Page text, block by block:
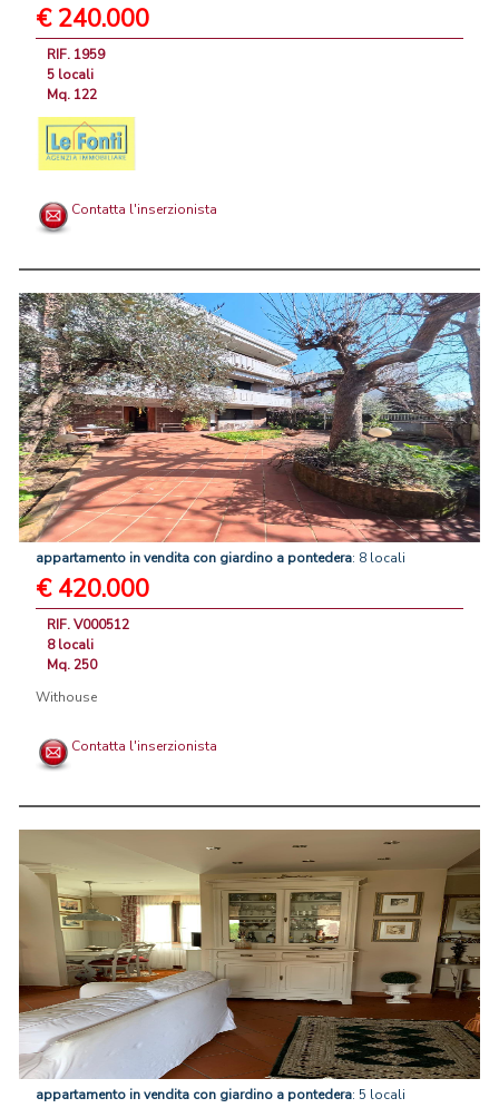
€ 240.000
RIF. 1959
5 locali
Mq. 122
Contatta l'inserzionista
appartamento invendita con giardino a pontedera: 8 locali
€ 420.000
RIF. V000512
8 locali
Mq. 250
Withouse
Contatta l'inserzionista
appartamento invendita con giardino a pontedera: 5 locali